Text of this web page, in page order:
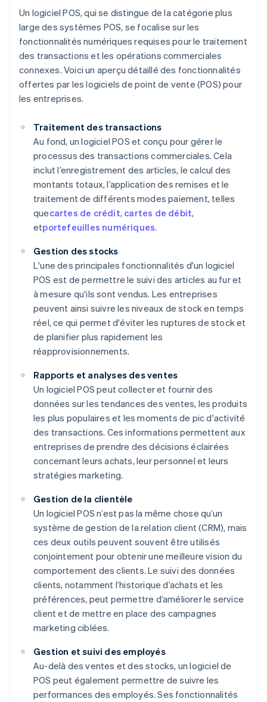
Un logiciel POS, qui se distingue de la catégorie plus
large des systèmes POS, se focalise sur les
fonctionnalités numériques requises pour le traitement
des transactions et les opérations commerciales
connexes. Voici un aperçu détaillé des fonctionnalités
offertes par les logiciels de point de vente (POS) pour
les entreprises.
Traitement des transactions
Au fond, un logiciel POS et conçu pour gérer le
processus des transactions commerciales. Cela
inclut l’enregistrement des articles, le calcul des
montants totaux, l’application des remises et le
traitement de différents modes paiement, telles
quecartes de crédit, cartes de débit,
etportefeuilles numériques.
Gestion des stocks
L'une des principales fonctionnalités d'un logiciel
POS est de permettre le suivi des articles au fur et
à mesure qu'ils sont vendus. Les entreprises
peuvent ainsi suivre les niveaux de stock en temps
réel, ce qui permet d'éviter les ruptures de stock et
de planifier plus rapidement les
réapprovisionnements.
Rapports et analyses des ventes
Un logiciel POS peut collecter et fournir des
données sur les tendances des ventes, les produits
les plus populaires et les moments de pic d'activité
des transactions. Ces informations permettent aux
entreprises de prendre des décisions éclairées
concernant leurs achats, leur personnel et leurs
stratégies marketing.
Gestion de la clientèle
Un logiciel POS n’est pas la même chose qu’un
système de gestion de la relation client (CRM), mais
ces deux outils peuvent souvent être utilisés
conjointement pour obtenir une meilleure vision du
comportement des clients. Le suivi des données
clients, notamment l’historique d’achats et les
préférences, peut permettre d’améliorer le service
client et de mettre en place des campagnes
marketing ciblées.
Gestion et suivi des employés
Au-delà des ventes et des stocks, un logiciel de
POS peut également permettre de suivre les
performances des employés. Ses fonctionnalités